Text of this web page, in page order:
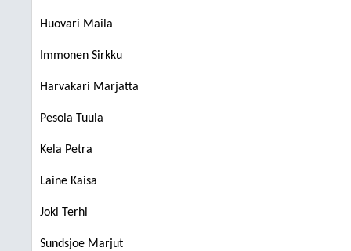
Huovari Maila
Immonen Sirkku
Harvakari Marjatta
Pesola Tuula
Kela Petra
Laine Kaisa
Joki Terhi
Sundsjoe Marjut